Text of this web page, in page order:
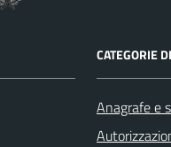
CATEGORIE
Anagrafe e